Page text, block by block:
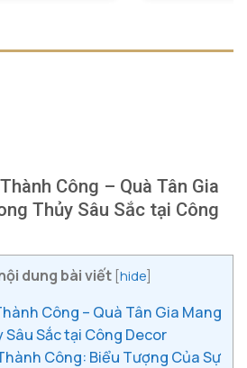
Công – Quà Tân Gia
Thủy Sâu Sắc tại Công
dung bài viết [hide]
Công – Quà Tân Gia Mang
Sâu Sắc tại Công Decor
Công: Biểu Tượng Của Sự